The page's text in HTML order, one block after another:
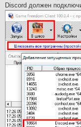
Discord должен